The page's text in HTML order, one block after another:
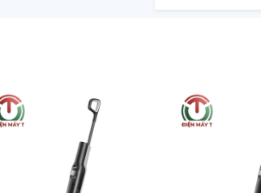
công nghệ Nano
độ ồn thấp, có tính